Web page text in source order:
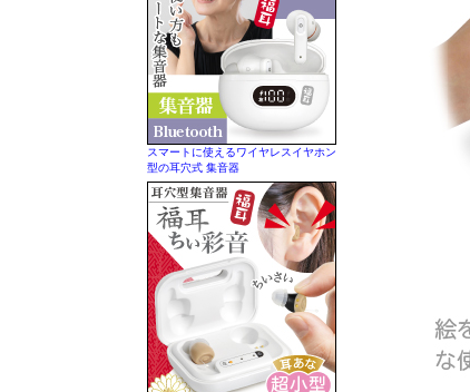
スマートに使えるワイヤレスイヤホン
型の耳穴式 集音器